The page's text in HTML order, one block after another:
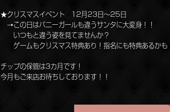
★クリスマスイベント 12月23日～25日
→この日はバニーガールも違うサンタに大変身！！
いつもと違う姿を見てませんか？
ゲームもクリスマス特典あり！指名にも特典あるかも
チップの保管は3カ月です！
今月もご来店お待ちしております！！